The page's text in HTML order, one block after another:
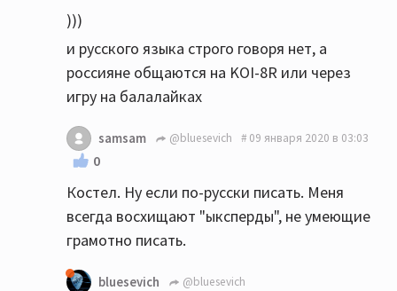
)))
и русского языка строго говоря нет, а
россияне общаются на KOI-8R или через
игру на балалайках
samsam @bluesevich 09 января 2020 в 03:03
0
Костел. Ну если по-русски писать. Меня
всегда восхищают "ыксперды", не умеющие
грамотно писать.
bluesevich
@bluesevich